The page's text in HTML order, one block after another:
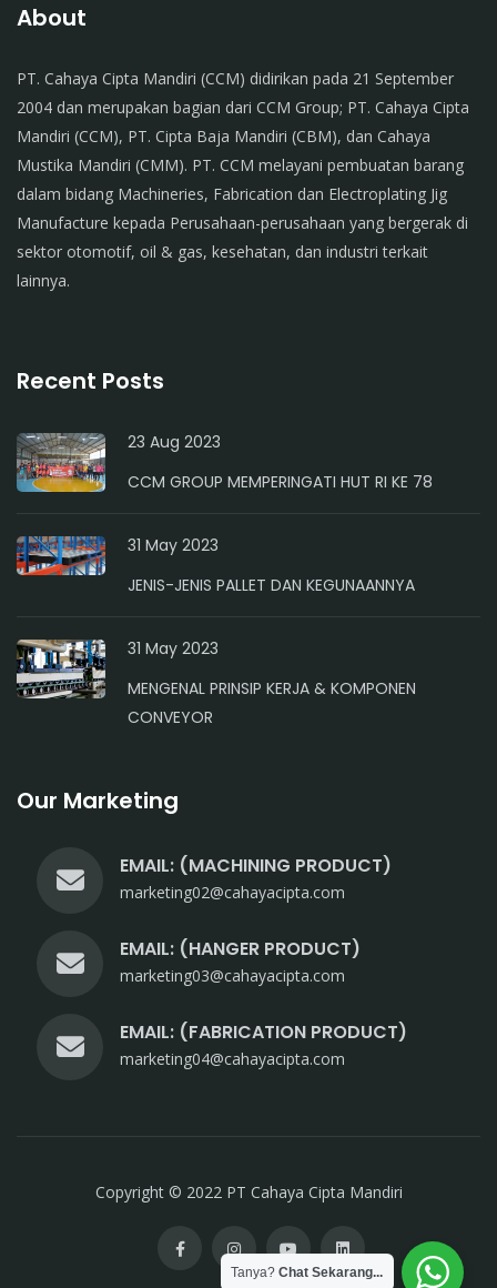
Tanya? Chat Sekarang...
About
PT. Cahaya Cipta Mandiri (CCM) didirikan pada 21 September
2004 dan merupakan bagian dari CCM Group; PT. Cahaya Cipta
Mandiri (CCM), PT. Cipta Baja Mandiri (CBM), dan Cahaya
Mustika Mandiri (CMM). PT. CCM melayani pembuatan barang
dalam bidang Machineries, Fabrication dan Electroplating Jig
Manufacture kepada Perusahaan-perusahaan yang bergerak di
sektor otomotif, oil & gas, kesehatan, dan industri terkait
lainnya.
Recent Posts
23 Aug 2023
CCM GROUP MEMPERINGATI HUT RI KE 78
31 May 2023
JENIS-JENIS PALLET DAN KEGUNAANNYA
31 May 2023
MENGENAL PRINSIP KERJA & KOMPONEN
CONVEYOR
Our Marketing
EMAIL: (MACHINING PRODUCT)
marketing02@cahayacipta.com
EMAIL: (HANGER PRODUCT)
marketing03@cahayacipta.com
EMAIL: (FABRICATION PRODUCT)
marketing04@cahayacipta.com
Copyright © 2022 PT Cahaya Cipta Mandiri